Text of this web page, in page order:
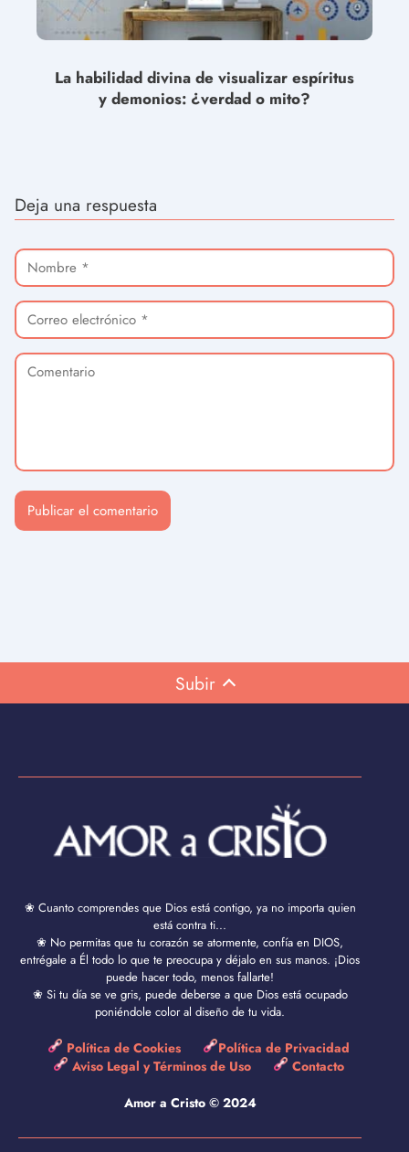
La habilidad divina de visualizar espíritus
y demonios: ¿verdad o mito?
Deja una respuesta
Subir
❀ Cuanto comprendes que Dios está contigo, ya no importa quien
está contra ti...
❀ No permitas que tu corazón se atormente, confía en DIOS,
entrégale a Él todo lo que te preocupa y déjalo en sus manos. ¡Dios
puede hacer todo, menos fallarte!
❀ Si tu día se ve gris, puede deberse a que Dios está ocupado
poniéndole color al diseño de tu vida.
Política de Cookies
Política de Privacidad
Aviso Legal y Términos de Uso
Contacto
Amor a Cristo © 2024